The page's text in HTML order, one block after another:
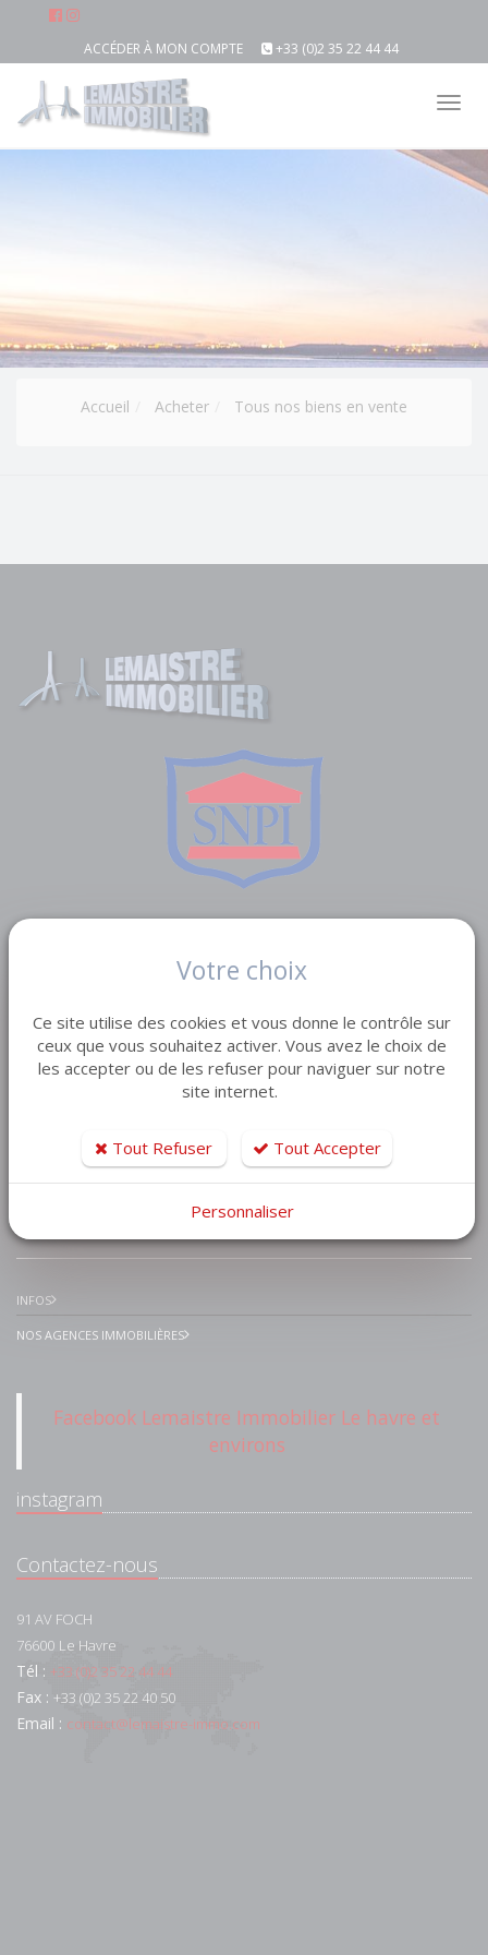
ACCÉDER À MON COMPTE +33 (0)2 35 22 44 44
Accueil Acheter Tous nos biens en vente
VENTE TERRAIN
VENTE IMMEUBLE
INFOS
NOS AGENCES IMMOBILIÈRES
Facebook Lemaistre Immobilier Le havre et
environs
instagram
Contactez-nous
91 AV FOCH
76600 Le Havre
Tél : +33 (0)2 35 22 44 44
Fax : +33 (0)2 35 22 40 50
Email : contact@lemaistre-immo.com
Votre choix
Ce site utilise des cookies et vous donne le contrôle sur
ceux que vous souhaitez activer. Vous avez le choix de
les accepter ou de les refuser pour naviguer sur notre
site internet.
Tout Refuser Tout Accepter
Personnaliser